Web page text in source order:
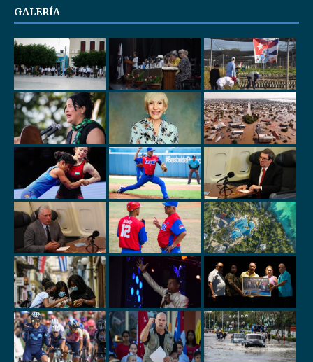
GALERÍA